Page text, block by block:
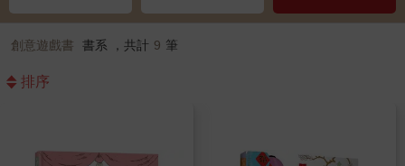
創意遊戲書 書系 ，共計 9 筆
排序